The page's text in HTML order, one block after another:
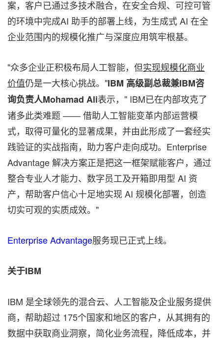
案，客户已通过多技术融合，在安全合规、可控可管
的环境中完成AI 助手的部署上线，为生成式 AI 在全
企业范围内的规模化推广与深度应用筑牢根基。
"众多企业正积极布局人工智能，但实现规模化商业
价值仍是一大核心挑战。"IBM 高级副总裁兼IBM咨
询负责人Mohamad Ali表示，" IBM已在内部攻克了
诸多此类难题 —— 借助人工智能变革内部运营模
式，取得可量化的显著成果，并由此形成了一套经实
践验证的实战指南，助力客户走向成功。Enterprise
Advantage 解决方案正是把这一框架赋能客户，通过
整合专业人才能力、数字员工及开箱即用型 AI 资
产，帮助客户信心十足地实现 AI 规模化部署，创造
切实可观的实质成效。"
Enterprise Advantage服务现已正式上线。
关于IBM
IBM 是全球领先的混合云、人工智能及企业服务提供
商，帮助超过 175个国家和地区的客户，从其拥有的
数据中获取商业洞察，简化业务流程，降低成本，并